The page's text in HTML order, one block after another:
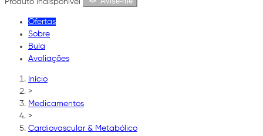
Ofertas
Sobre
Bula
Avaliações
Início
>
Medicamentos
>
Cardiovascular & Metabólico